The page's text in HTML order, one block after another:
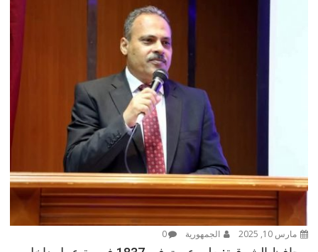
مارس 10, 2025 الجمهورية 0